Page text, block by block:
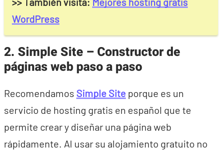
WordPress
2. Simple Site – Constructor de
páginas web paso a paso
Recomendamos Simple Site porque es un
servicio de hosting gratis en español que te
permite crear y diseñar una página web
rápidamente. Al usar su alojamiento gratuito no